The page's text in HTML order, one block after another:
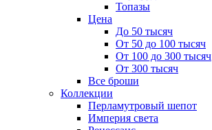
Топазы
Цена
До 50 тысяч
От 50 до 100 тысяч
От 100 до 300 тысяч
От 300 тысяч
Все броши
Коллекции
Перламутровый шепот
Империя света